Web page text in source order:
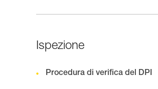
Ispezione
Procedura di verifica del DPI